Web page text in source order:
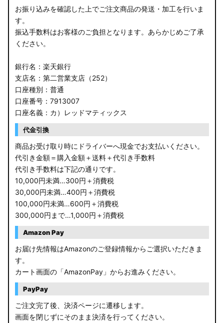
お振り込みを確認した上でご注文商品の発送・加工を行いま
す。
振込手数料はお客様のご負担となります。あらかじめご了承
ください。
銀行名：楽天銀行
支店名：第二営業支店（252）
口座種別：普通
口座番号：7913007
口座名義：カ）レッドマティックス
代金引換
商品お受け取り時にドライバーへ現金でお支払いください。
代引き金額＝購入金額＋送料＋代引き手数料
代引き手数料は下記の通りです。
10,000円未満…300円＋消費税
30,000円未満…400円＋消費税
100,000円未満…600円＋消費税
300,000円まで…1,000円＋消費税
Amazon Pay
お届け先情報はAmazonのご登録情報からご選択いただきま
す。
カート画面の「AmazonPay」からお進みください。
PayPay
ご注文完了後、決済ページに遷移します。
画面を閉じずにそのまま決済を行ってください。